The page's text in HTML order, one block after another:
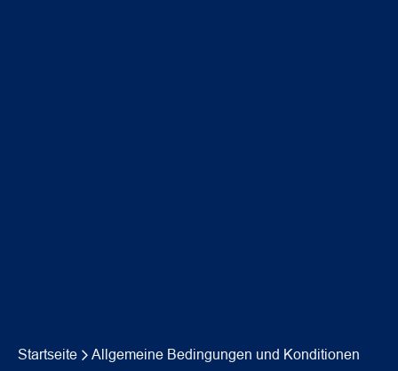
Startseite Allgemeine Bedingungen und Konditionen